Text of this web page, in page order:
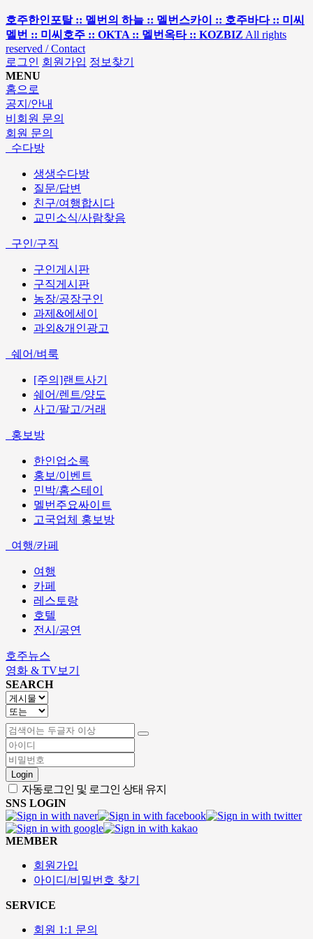
호주한인포탈 :: 멜번의 하늘 :: 멜번스카이 :: 호주바다 :: 미씨
멜번 :: 미씨호주 :: OKTA :: 멜번옥타 :: KOZBIZ All rights
reserved / Contact
로그인 회원가입 정보찾기
MENU
홈으로
공지/안내
비회원 문의
회원 문의
수다방
생생수다방
질문/답변
친구/여행합시다
교민소식/사람찾음
구인/구직
구인게시판
구직게시판
농장/공장구인
과제&에세이
과외&개인광고
쉐어/벼룩
[주의]랜트사기
쉐어/렌트/양도
사고/팔고/거래
홍보방
한인업소록
홍보/이벤트
민박/홈스테이
멜번주요싸이트
고국업체 홍보방
여행/카페
여행
카페
레스토랑
호텔
전시/공연
호주뉴스
영화 & TV보기
SEARCH
Login
자동로그인 및 로그인 상태 유지
SNS LOGIN
MEMBER
회원가입
아이디/비밀번호 찾기
SERVICE
회원 1:1 문의